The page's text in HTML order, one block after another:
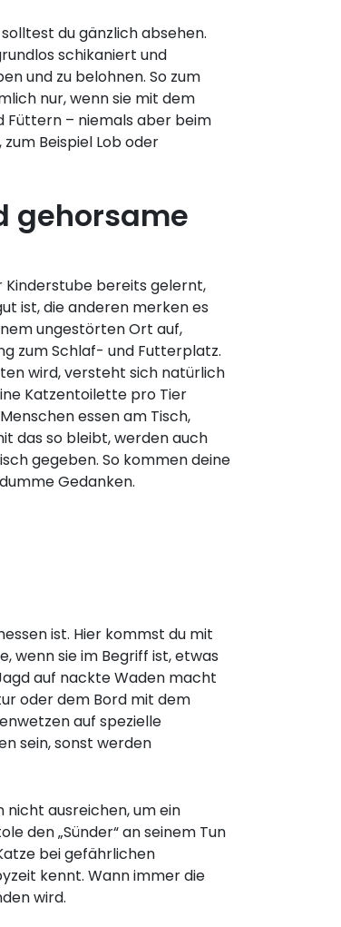
du gänzlich absehen.
schikaniert und
und zu belohnen. So zum
nur, wenn sie mit dem
Füttern – niemals aber beim
Beispiel Lob oder
gehorsame
Kinderstube bereits gelernt,
ist, die anderen merken es
ungestörten Ort auf,
zum Schlaf- und Futterplatz.
wird, versteht sich natürlich
Katzentoilette pro Tier
essen am Tisch,
das so bleibt, werden auch
gegeben. So kommen deine
Gedanken.
ist. Hier kommst du mit
wenn sie im Begriff ist, etwas
auf nackte Waden macht
oder dem Bord mit dem
auf spezielle
sein, sonst werden
nicht ausreichen, um ein
den „Sünder“ an seinem Tun
bei gefährlichen
kennt. Wann immer die
wird.